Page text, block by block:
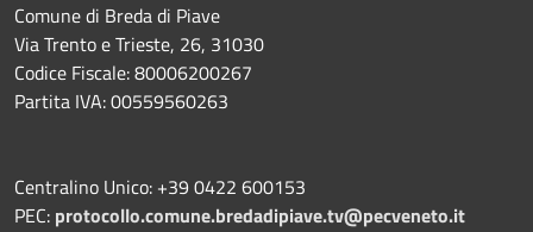
Comune di Breda di Piave
Via Trento e Trieste, 26, 31030
Codice Fiscale: 80006200267
Partita IVA: 00559560263
Centralino Unico: +39 0422 600153
PEC: protocollo.comune.bredadipiave.tv@pecveneto.it